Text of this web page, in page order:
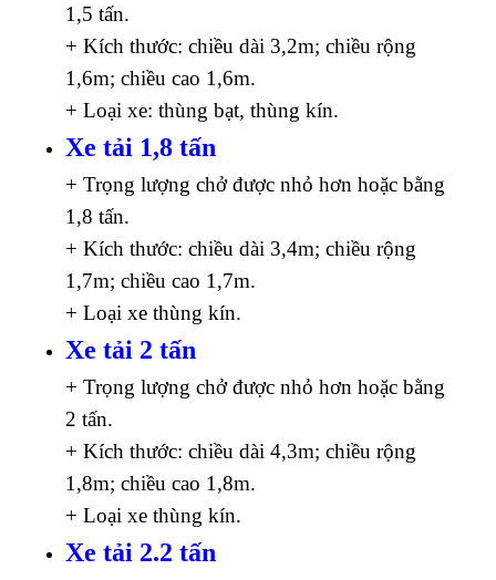
1,5 tấn.
+ Kích thước: chiều dài 3,2m; chiều rộng
1,6m; chiều cao 1,6m.
+ Loại xe: thùng bạt, thùng kín.
Xe tải 1,8 tấn
+ Trọng lượng chở được nhỏ hơn hoặc bằng
1,8 tấn.
+ Kích thước: chiều dài 3,4m; chiều rộng
1,7m; chiều cao 1,7m.
+ Loại xe thùng kín.
Xe tải 2 tấn
+ Trọng lượng chở được nhỏ hơn hoặc bằng
2 tấn.
+ Kích thước: chiều dài 4,3m; chiều rộng
1,8m; chiều cao 1,8m.
+ Loại xe thùng kín.
Xe tải 2.2 tấn